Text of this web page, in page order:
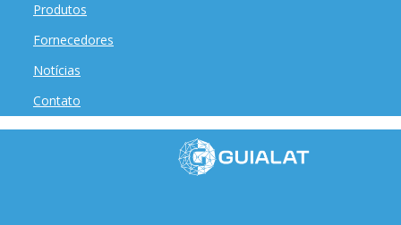
Produtos
Fornecedores
Notícias
Contato